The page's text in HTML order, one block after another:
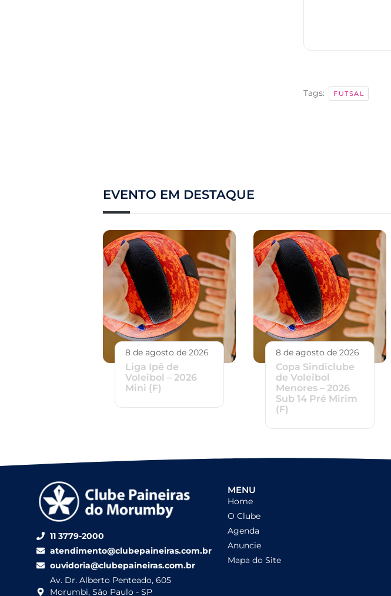
Tags: FUTSAL
EVENTO EM DESTAQUE
8 de agosto de 2026
Liga Ipê de
Voleibol – 2026
Mini (F)
8 de agosto de 2026
Copa Sindiclube
de Voleibol
Menores – 2026
Sub 14 Pré Mirim
(F)
11 3779-2000
atendimento@clubepaineiras.com.br
ouvidoria@clubepaineiras.com.br
Av. Dr. Alberto Penteado, 605
Morumbi, São Paulo - SP
MENU
Home
O Clube
Agenda
Anuncie
Mapa do Site